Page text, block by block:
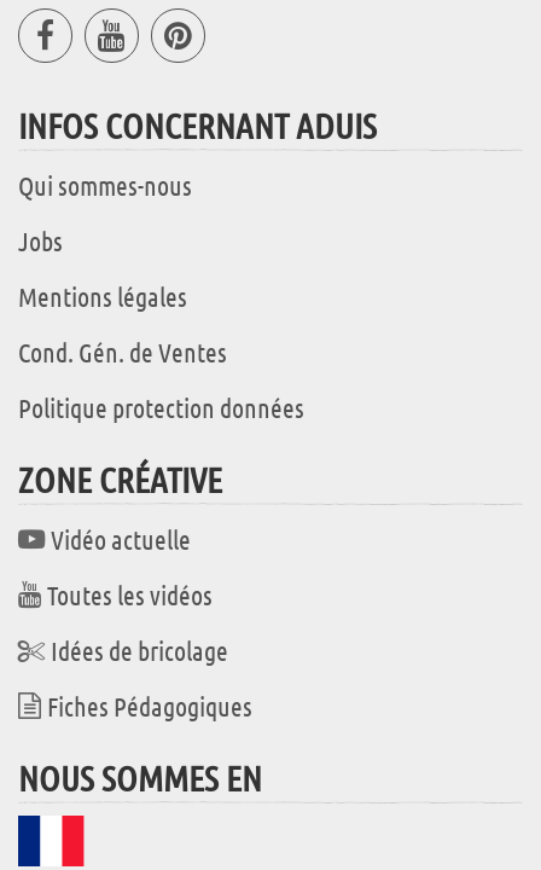
INFOS CONCERNANT ADUIS
Qui sommes-nous
Jobs
Mentions légales
Cond. Gén. de Ventes
Politique protection données
ZONE CRÉATIVE
Vidéo actuelle
Toutes les vidéos
Idées de bricolage
Fiches Pédagogiques
NOUS SOMMES EN